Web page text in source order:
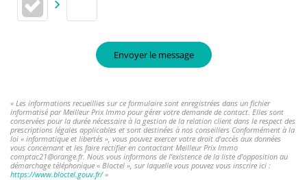
Envoyer le message
« Les informations recueillies sur ce formulaire sont enregistrées dans un fichier
informatisé par Meilleur Prix Immo pour gérer votre demande de contact. Elles sont
conservées pour la durée nécessaire à la gestion de la relation client dans le respect des
prescriptions légales applicables et sont destinées à nos conseillers Conformément à la
loi « informatique et libertés », vous pouvez exercer votre droit d'accès aux données
vous concernant et les faire rectifier en contactant Meilleur Prix Immo
comptac21@orange.fr. Nous vous informons de l'existence de la liste d'opposition au
démarchage téléphonique « Bloctel », sur laquelle vous pouvez vous inscrire ici :
https://www.bloctel.gouv.fr/»